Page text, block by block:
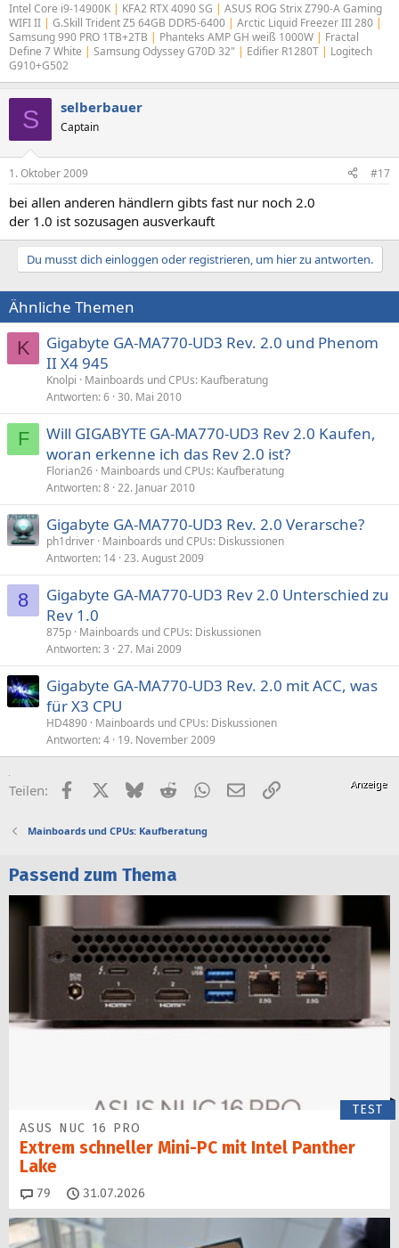
Intel Core i9-14900K | KFA2 RTX 4090 SG | ASUS ROG Strix Z790-A Gaming
WIFI II | G.Skill Trident Z5 64GB DDR5-6400 | Arctic Liquid Freezer III 280 |
Samsung 990 PRO 1TB+2TB | Phanteks AMP GH weiß 1000W | Fractal
Define 7 White | Samsung Odyssey G70D 32" | Edifier R1280T | Logitech
G910+G502
S selberbauer
Captain
1. Oktober 2009 #17
bei allen anderen händlern gibts fast nur noch 2.0
der 1.0 ist sozusagen ausverkauft
Du musst dich einloggen oder registrieren, um hier zu antworten.
Ähnliche Themen
K
Gigabyte GA-MA770-UD3 Rev. 2.0 und Phenom
II X4 945
Knolpi
Mainboards und CPUs: Kaufberatung
Antworten 6 30. Mai 2010
F
Will GIGABYTE GA-MA770-UD3 Rev 2.0 Kaufen,
woran erkenne ich das Rev 2.0 ist?
Florian26 Mainboards und CPUs: Kaufberatung
Antworten 8 22. Januar 2010
Gigabyte GA-MA770-UD3 Rev. 2.0 Verarsche?
ph1driver Mainboards und CPUs: Diskussionen
Antworten 14 23. August 2009
8
Gigabyte GA-MA770-UD3 Rev 2.0 Unterschied zu
Rev 1.0
875p Mainboards und CPUs: Diskussionen
Antworten 3 27. Mai 2009
Gigabyte GA-MA770-UD3 Rev. 2.0 mit ACC, was
für X3 CPU
HD4890 Mainboards und CPUs: Diskussionen
Antworten 4 19. November 2009
Teilen: FacebookX (Twitter)
BlueskyRedditWhatsApp
E-MailLink
Mainboards und CPUs: Kaufberatung
Passend zum Thema
TEST
ASUS NUC 16 PRO
Extrem schneller Mini-PC mit Intel Panther
Lake
79 Kommentare
31.07.2026